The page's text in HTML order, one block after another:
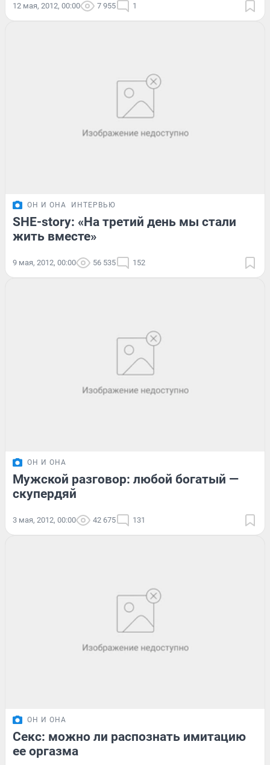
12 мая, 2012, 00:00 7 955 1
ОН И ОНА ИНТЕРВЬЮ
SHE-story: «На третий день мы стали
жить вместе»
9 мая, 2012, 00:00 56 535 152
ОН И ОНА
Мужской разговор: любой богатый —
скупердяй
3 мая, 2012, 00:00 42 675 131
ОН И ОНА
Секс: можно ли распознать имитацию
ее оргазма